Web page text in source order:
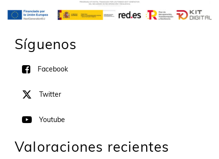
Síguenos
Facebook
Twitter
Youtube
Valoraciones recientes